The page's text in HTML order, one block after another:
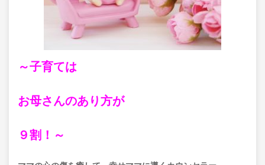
～子育ては
お母さんのあり方が
９割！～